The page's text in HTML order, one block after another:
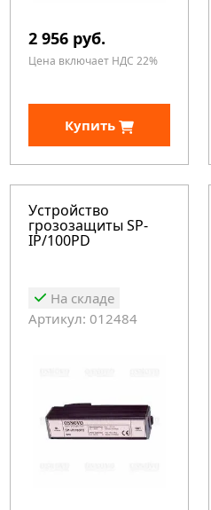
2 956 руб.
Цена включает НДС 22%
Купить
Устройство
грозозащиты SP-
IP/100PD
На складе
Артикул: 012484